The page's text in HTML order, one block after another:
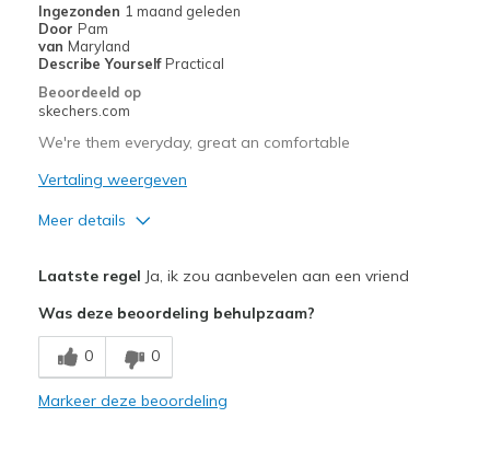
Travel
Width
Sizing
View On Shoes
Shoes are for Wearing
Ingezonden 1 maand geleden
Door Pam
van Maryland
Describe Yourself Practical
Beoordeeld op
skechers.com
We're them everyday, great an comfortable
Vertaling weergeven
Meer details
Beste toepassingen
Casual Wear
Laatste regel Ja, ik zou aanbevelen aan een vriend
Was deze beoordeling behulpzaam?
0 0
Markeer deze beoordeling